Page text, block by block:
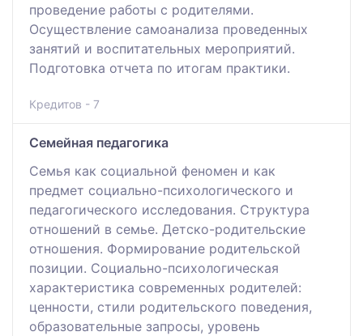
проведение работы с родителями.
Осуществление самоанализа проведенных
занятий и воспитательных мероприятий.
Подготовка отчета по итогам практики.
Кредитов - 7
Семейная педагогика
Семья как социальной феномен и как
предмет социально-психологического и
педагогического исследования. Структура
отношений в семье. Детско-родительские
отношения. Формирование родительской
позиции. Социально-психологическая
характеристика современных родителей:
ценности, стили родительского поведения,
образовательные запросы, уровень